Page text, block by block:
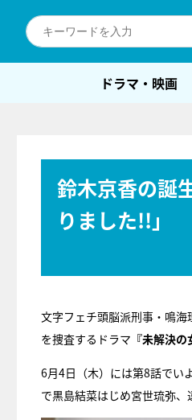
ドラマ・映画
鈴木京香の誕
りました!!」
文字フェチ頭脳派刑事・鳴
を捜査するドラマ 『未解決
6月4日（木）には第8話でい
で黒島結菜はじめ宮世琉弥、